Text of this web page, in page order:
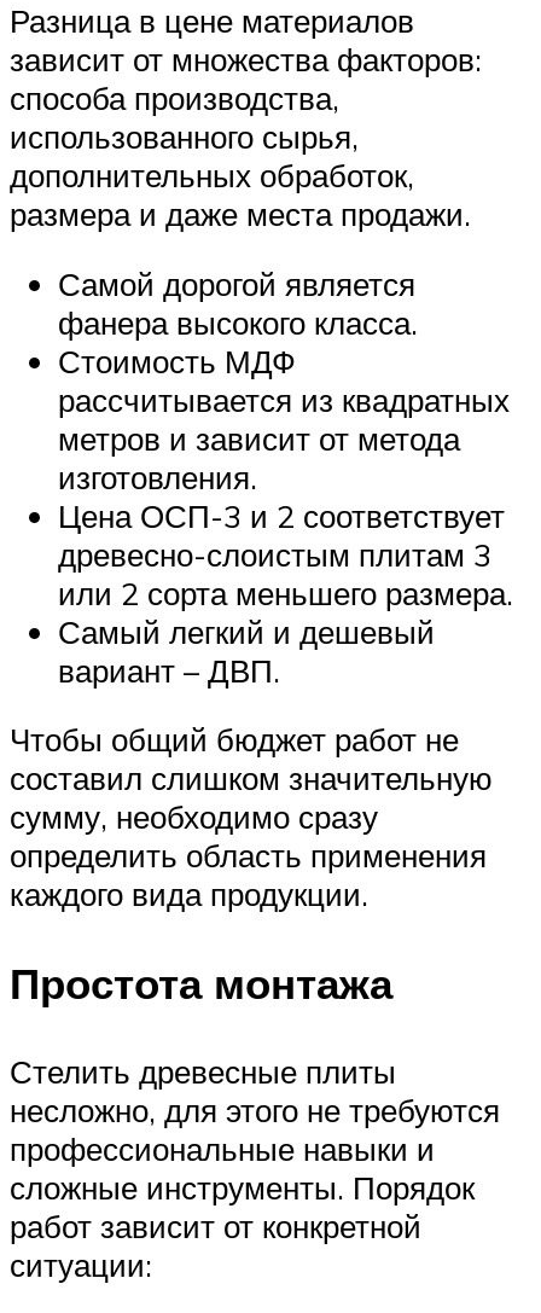
Разница в цене материалов
зависит от множества факторов:
способа производства,
использованного сырья,
дополнительных обработок,
размера и даже места продажи.
Самой дорогой является
фанера высокого класса.
Стоимость МДФ
рассчитывается из квадратных
метров и зависит от метода
изготовления.
Цена ОСП-3 и 2 соответствует
древесно-слоистым плитам 3
или 2 сорта меньшего размера.
Самый легкий и дешевый
вариант – ДВП.
Чтобы общий бюджет работ не
составил слишком значительную
сумму, необходимо сразу
определить область применения
каждого вида продукции.
Простота монтажа
Стелить древесные плиты
несложно, для этого не требуются
профессиональные навыки и
сложные инструменты. Порядок
работ зависит от конкретной
ситуации: